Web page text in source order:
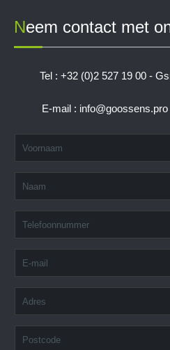
Neem contact met
Tel : +32 (0)2 527 19 00 -
E-mail : info@goossens.pro